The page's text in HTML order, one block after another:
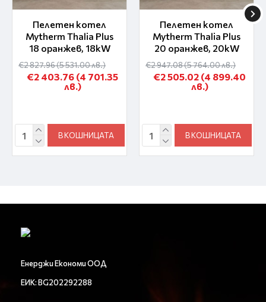
Пелетен котел
Mytherm Thalia Plus
18 оранжев, 18kW
€2 403.76 (4 701.35
лв.)
€2 827.96(5 531.00 лв.)
В КОШНИЦАТА
Пелетен котел
Mytherm Thalia Plus
20 оранжев, 20kW
€2 505.02 (4 899.40
лв.)
€2 947.08(5 764.00 лв.)
В КОШНИЦАТА
Енерджи Економи ООД
ЕИК: BG202292288